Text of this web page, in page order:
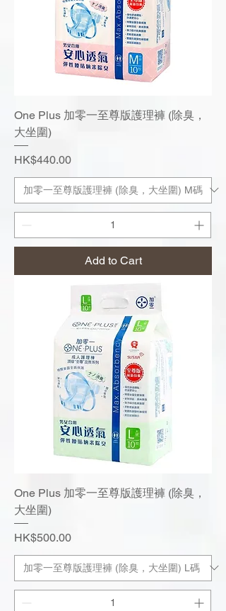
One Plus 加零一至尊版護理褲 (除臭，
大坐圍)
Price
HK$440.00
Add to Cart
One Plus 加零一至尊版護理褲 (除臭，
大坐圍)
Price
HK$500.00